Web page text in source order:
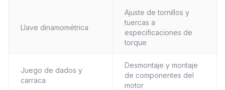
Llave dinamométrica
Ajuste de tornillos y
tuercas a
especificaciones de
torque
Juego de dados y
carraca
Desmontaje y montaje
de componentes del
motor